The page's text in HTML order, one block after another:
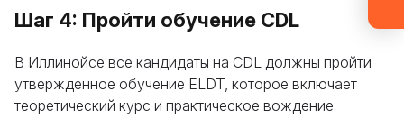
Шаг 4: Пройти обучение CDL
В Иллинойсе все кандидаты на CDL должны пройти
утвержденное обучение ELDT, которое включает
теоретический курс и практическое вождение.
Зарегистрируйтесь и сразу
получите доступ (после
Ознакомьтесь